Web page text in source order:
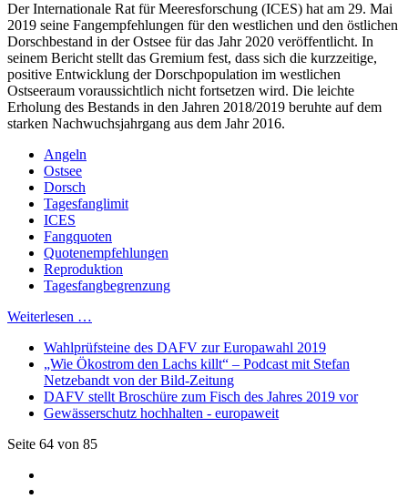
Der Internationale Rat für Meeresforschung (ICES) hat am 29. Mai
2019 seine Fangempfehlungen für den westlichen und den östlichen
Dorschbestand in der Ostsee für das Jahr 2020 veröffentlicht. In
seinem Bericht stellt das Gremium fest, dass sich die kurzzeitige,
positive Entwicklung der Dorschpopulation im westlichen
Ostseeraum voraussichtlich nicht fortsetzen wird. Die leichte
Erholung des Bestands in den Jahren 2018/2019 beruhte auf dem
starken Nachwuchsjahrgang aus dem Jahr 2016.
Angeln
Ostsee
Dorsch
Tagesfanglimit
ICES
Fangquoten
Quotenempfehlungen
Reproduktion
Tagesfangbegrenzung
Weiterlesen …
Wahlprüfsteine des DAFV zur Europawahl 2019
„Wie Ökostrom den Lachs killt“ – Podcast mit Stefan
Netzebandt von der Bild-Zeitung
DAFV stellt Broschüre zum Fisch des Jahres 2019 vor
Gewässerschutz hochhalten - europaweit
Seite 64 von 85